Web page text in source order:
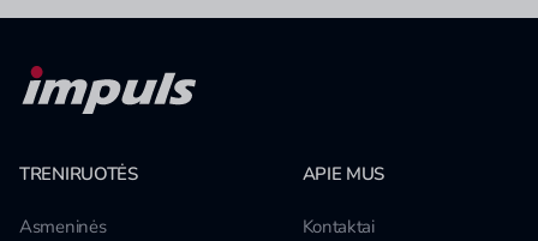
TRENIRUOTĖS
Asmeninės
APIE MUS
Kontaktai